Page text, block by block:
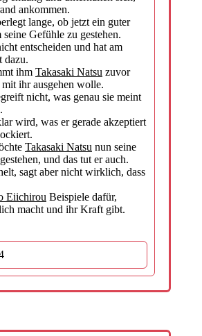
ankommen.
lange, ob jetzt ein guter
Gefühle zu gestehen.
entscheiden und hat am
dazu.
ihm Takasaki Natsu zuvor
ihr ausgehen wolle.
nicht, was genau sie meint
wird, was er gerade akzeptiert
Takasaki Natsu nun seine
und das tut er auch.
sagt aber nicht wirklich, dass
Eiichirou Beispiele dafür,
macht und ihr Kraft gibt.